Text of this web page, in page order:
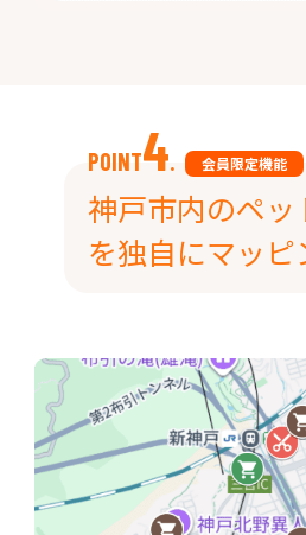
会員限定機能
POINT4.
神戸市内のペ
を独自にマッピ